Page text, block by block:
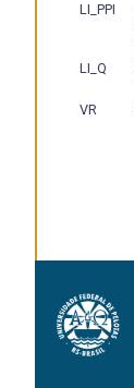
LI_PPI
LI_Q
VR